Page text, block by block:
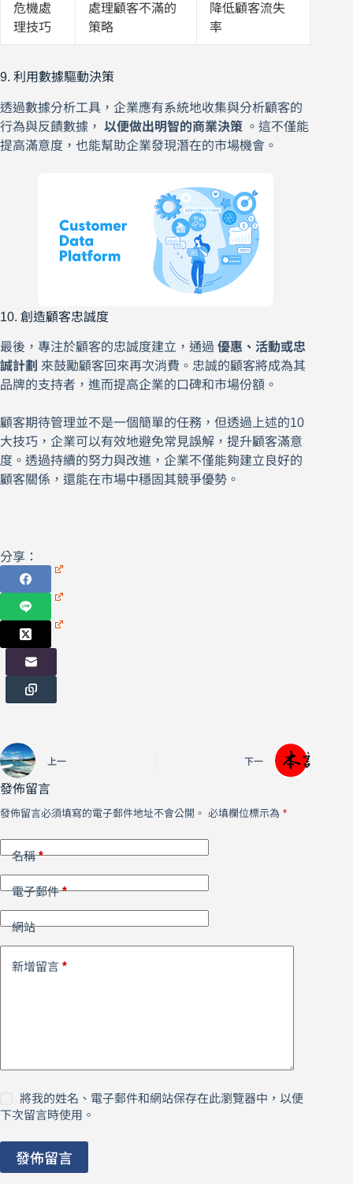
危機處
理技巧
處理顧客不滿的
策略
降低顧客流失
率
9. 利用數據驅動決策
透過數據分析工具，企業應有系統地收集與分析顧客的
行為與反饋數據， 以便做出明智的商業決策 。這不僅能
提高滿意度，也能幫助企業發現潛在的市場機會。
10. 創造顧客忠誠度
最後，專注於顧客的忠誠度建立，通過 優惠、活動或忠
誠計劃 來鼓勵顧客回來再次消費。忠誠的顧客將成為其
品牌的支持者，進而提高企業的口碑和市場份額。
顧客期待管理並不是一個簡單的任務，但透過上述的10
大技巧，企業可以有效地避免常見誤解，提升顧客滿意
度。透過持續的努力與改進，企業不僅能夠建立良好的
顧客關係，還能在市場中穩固其競爭優勢。
分享：
上一 下一
發佈留言
發佈留言必須填寫的電子郵件地址不會公開。 必填欄位標示為 *
名稱*
電子郵件*
網站
新增留言 *
將我的姓名、電子郵件和網站保存在此瀏覽器中，以便
下次留言時使用。
發佈留言